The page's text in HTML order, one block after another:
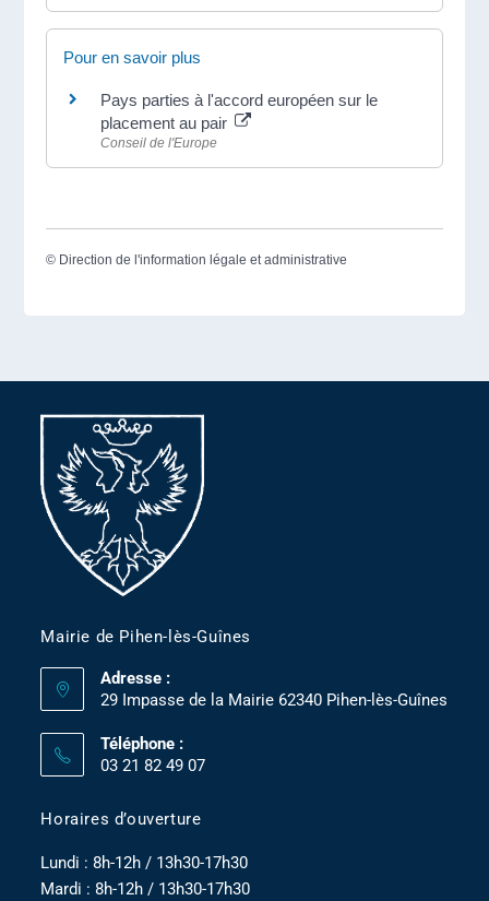
Pour en savoir plus
Pays parties à l'accord européen sur le
placement au pair
Conseil de l'Europe
© Direction de l'information légale et administrative
Mairie de Pihen-lès-Guînes
Adresse :
29 Impasse de la Mairie 62340 Pihen-lès-Guînes
Téléphone :
03 21 82 49 07
Horaires d’ouverture
Lundi : 8h-12h / 13h30-17h30
Mardi : 8h-12h / 13h30-17h30